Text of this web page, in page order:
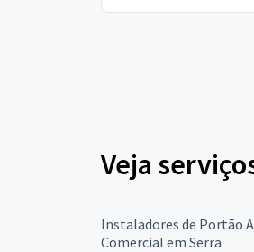
Veja
Instaladores de Portão
Comercial em Serra